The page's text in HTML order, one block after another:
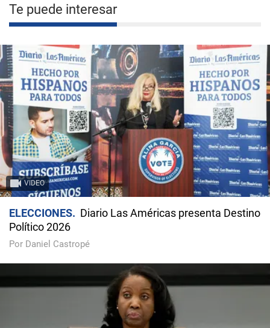
Te puede interesar
VIDEO
ELECCIONES
Diario Las Américas presenta Destino
Político 2026
Por Daniel Castropé